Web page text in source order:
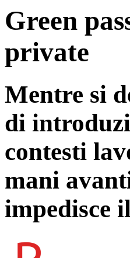
Green
private
Mentre si
di
contesti
mani
impedisce